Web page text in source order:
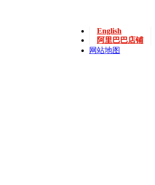
English
阿里巴巴店铺
网站地图